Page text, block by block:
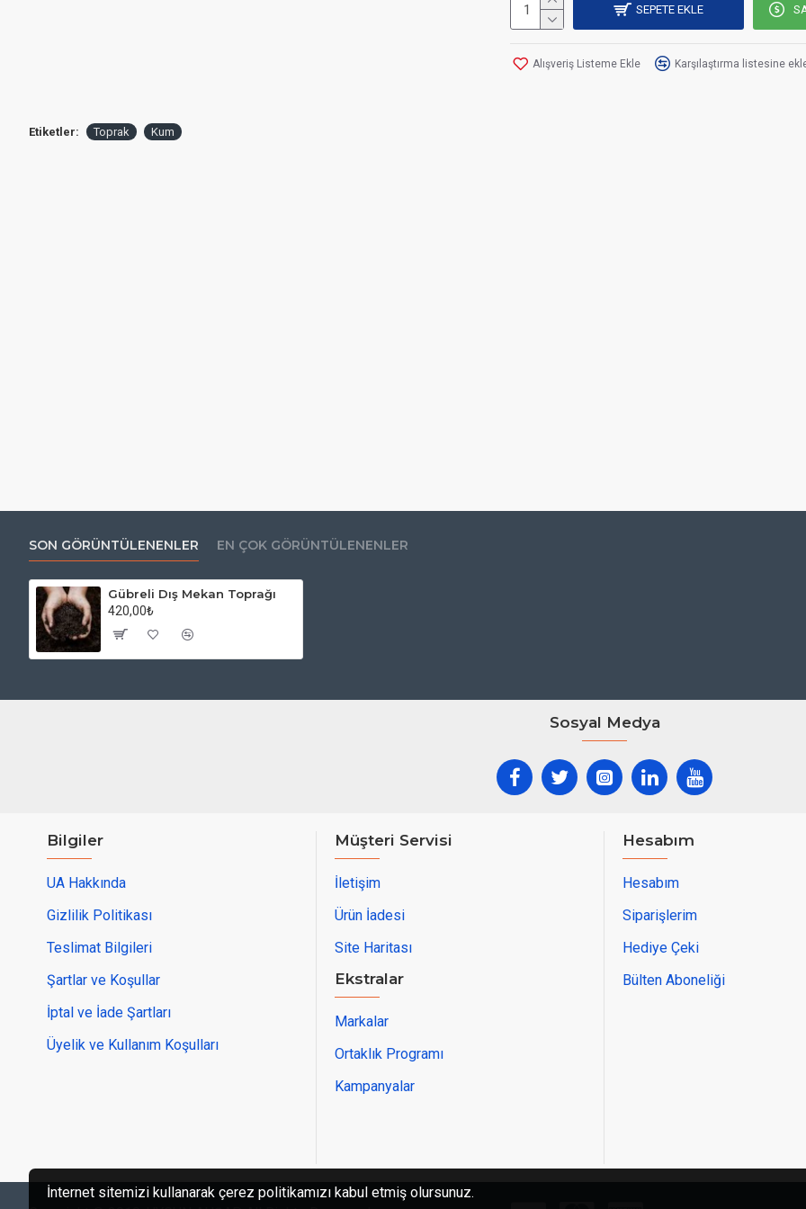
SEPETE EKLE
Alışveriş Listeme Ekle Karşılaştırma listesine
Etiketler: Toprak Kum
SON GÖRÜNTÜLENENLER EN ÇOK GÖRÜNTÜLENENLER
Gübreli Dış Mekan Toprağı
420,00₺
Sosyal Medya
Bilgiler
UA Hakkında
Gizlilik Politikası
Teslimat Bilgileri
Şartlar ve Koşullar
İptal ve İade Şartları
Üyelik ve Kullanım Koşulları
Müşteri Servisi
İletişim
Ürün İadesi
Site Haritası
Ekstralar
Markalar
Ortaklık Programı
Kampanyalar
Hesabım
Hesabım
Siparişlerim
Hediye Çeki
Bülten Aboneliği
İnternet sitemizi kullanarak çerez politikamızı kabul etmiş olursunuz.